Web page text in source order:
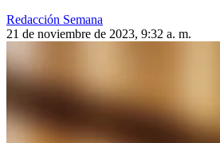
Redacción Semana
21 de noviembre de 2023, 9:32 a. m.